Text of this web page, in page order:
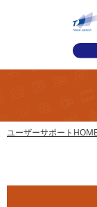
ユーザーサポートHOME